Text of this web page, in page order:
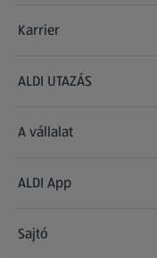
Karrier
(új oldalon nyílik meg)
ALDI UTAZÁS
(új oldalon nyílik meg)
A vállalat
ALDI App
Sajtó